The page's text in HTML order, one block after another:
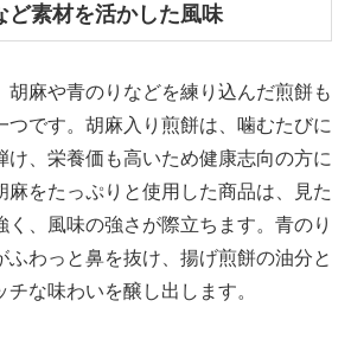
ど素材を活かした風味
胡麻や青のりなどを練り込んだ煎餅も
つです。胡麻入り煎餅は、噛むたびに
け、栄養価も高いため健康志向の方に
麻をたっぷりと使用した商品は、見た
く、風味の強さが際立ちます。青のり
ふわっと鼻を抜け、揚げ煎餅の油分と
な味わいを醸し出します。